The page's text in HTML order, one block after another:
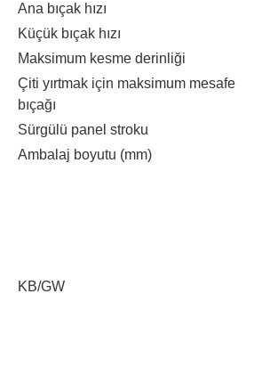
Ana bıçak hızı
Küçük bıçak hızı
Maksimum kesme derinliği
Çiti yırtmak için maksimum mesafe
bıçağı
Sürgülü panel stroku
Ambalaj boyutu (mm)
KB/GW